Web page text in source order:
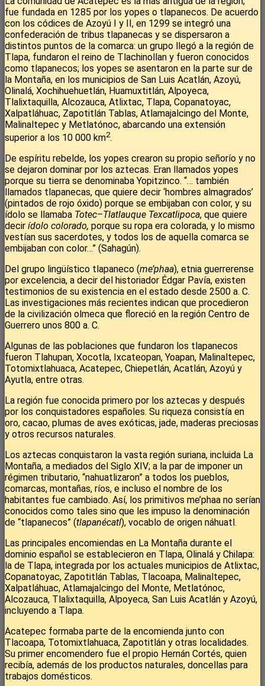
fue fundada en 1285 por los yopes o tlapanecos. De acuerdo
con los códices de Azoyú I y II, en 1299 se integró una
confederación de tribus tlapanecas y se dispersaron a
distintos puntos de la comarca: un grupo llegó a la región de
Tlapa, fundaron el reino de Tlachinollan y fueron conocidos
como tlapanecos; los yopes se asentaron en la parte sur de
la Montaña, en los municipios de San Luis Acatlán, Azoyú,
Olinalá, Xochihuehuetlán, Huamuxtitlán, Alpoyeca,
Tlalixtaquilla, Alcozauca, Atlixtac, Tlapa, Copanatoyac,
Xalpatláhuac, Zapotitlán Tablas, Atlamajalcingo del Monte,
Malinaltepec y Metlatónoc, abarcando una extensión
superior a los 10 000 km2.
De espíritu rebelde, los yopes crearon su propio señorío y no
se dejaron dominar por los aztecas. Eran llamados yopes
porque su tierra se denominaba Yopitzinco. “… también
llamados tlapanecas, que quiere decir ‘hombres almagrados’
(pintados de rojo óxido) porque se embijaban con color, y su
ídolo se llamaba Totec–Tlatlauque Texcatlipoca, que quiere
decir ídolo colorado, porque su ropa era colorada, y lo mismo
vestían sus sacerdotes, y todos los de aquella comarca se
embijaban con color…” (Sahagún).
Del grupo lingüístico tlapaneco (me’phaa), etnia guerrerense
por excelencia, a decir del historiador Édgar Pavía, existen
testimonios de su existencia en el estado desde 2500 a. C.
Las investigaciones más recientes indican que procedieron
de la civilización olmeca que floreció en la región Centro de
Guerrero unos 800 a. C.
Algunas de las poblaciones que fundaron los tlapanecos
fueron Tlahupan, Xocotla, Ixcateopan, Yoapan, Malinaltepec,
Totomixtlahuaca, Acatepec, Chiepetlán, Acatlán, Azoyú y
Ayutla, entre otras.
La región fue conocida primero por los aztecas y después
por los conquistadores españoles. Su riqueza consistía en
oro, cacao, plumas de aves exóticas, jade, maderas preciosas
y otros recursos naturales.
Los aztecas conquistaron la vasta región suriana, incluida La
Montaña, a mediados del Siglo XIV; a la par de imponer un
régimen tributario, “nahuatlizaron” a todos los pueblos,
comarcas, montañas, ríos, e incluso el nombre de los
habitantes fue cambiado. Así, los primitivos me’phaa no serían
conocidos como tales sino que les impuso la denominación
de “tlapanecos” (tlapanécatl), vocablo de origen náhuatl.
Las principales encomiendas en La Montaña durante el
dominio español se establecieron en Tlapa, Olinalá y Chilapa:
la de Tlapa, integrada por los actuales municipios de Atlixtac,
Copanatoyac, Zapotitlán Tablas, Tlacoapa, Malinaltepec,
Xalpatláhuac, Atlamajalcingo del Monte, Metlatónoc,
Alcozauca, Tlalixtaquilla, Alpoyeca, San Luis Acatlán y Azoyú,
incluyendo a Tlapa.
Acatepec formaba parte de la encomienda junto con
Tlacoapa, Totomixtlahuaca, Zapotitlán y otras localidades.
Su primer encomendero fue el propio Hernán Cortés, quien
recibía, además de los productos naturales, doncellas para
trabajos domésticos.